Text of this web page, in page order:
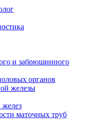
и забрюшинного
органов
железы
маточных труб